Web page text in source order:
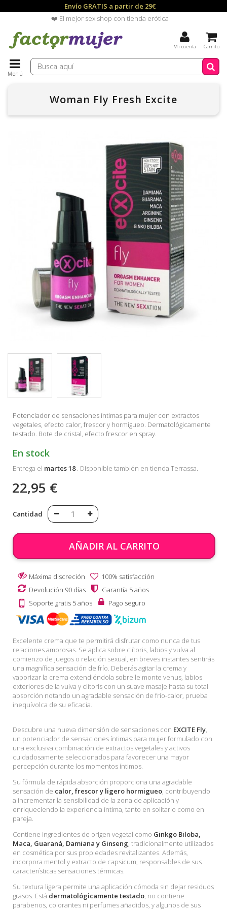
Envío GRATIS a partir de 29€
❤️ El mejor sex shop con tienda erótica
Carrito
Mi cuenta
Menú
Woman Fly Fresh Excite
Potenciador de sensaciones íntimas para mujer con extractos
vegetales, efecto calor, frescor y hormigueo. Dermatológicamente
testado. Bote de cristal, efecto frescor en spray.
En stock
Entrega el martes 18 . Disponible también en tienda Terrassa.
22,95 €
Cantidad
AÑADIR AL CARRITO
Máxima discreción
100% satisfacción
Devolución 90 días
Garantía 5 años
Soporte gratis 5 años
Pago seguro
Excelente crema que te permitirá disfrutar como nunca de tus
relaciones amorosas. Se aplica sobre clítoris, labios y vulva al
comienzo de juegos o relación sexual, en breves instantes sentirás
una magnífica sensación de frío. Deberás agitar la crema y
vaporizar la crema extendiéndola sobre le monte venus, labios
exteriores de la vulva y clítoris con un suave masaje hasta su total
absorción notando un agradable sensación de frío-calor, prueba
inequívolca de su eficacia.
Descubre una nueva dimensión de sensaciones con EXCITE Fly,
un potenciador de sensaciones íntimas para mujer formulado con
una exclusiva combinación de extractos vegetales y activos
cuidadosamente seleccionados para favorecer una mayor
percepción durante los momentos íntimos.
Su fórmula de rápida absorción proporciona una agradable
sensación de calor, frescor y ligero hormigueo, contribuyendo
a incrementar la sensibilidad de la zona de aplicación y
enriqueciendo la experiencia íntima, tanto en solitario como en
pareja.
Contiene ingredientes de origen vegetal como Ginkgo Biloba,
Maca, Guaraná, Damiana y Ginseng, tradicionalmente utilizados
en cosmética por sus propiedades revitalizantes. Además,
incorpora mentol y extracto de capsicum, responsables de sus
características sensaciones térmicas.
Su textura ligera permite una aplicación cómoda sin dejar residuos
grasos. Está dermatológicamente testado, no contiene
parabenos, colorantes ni perfumes añadidos, y algunos de sus